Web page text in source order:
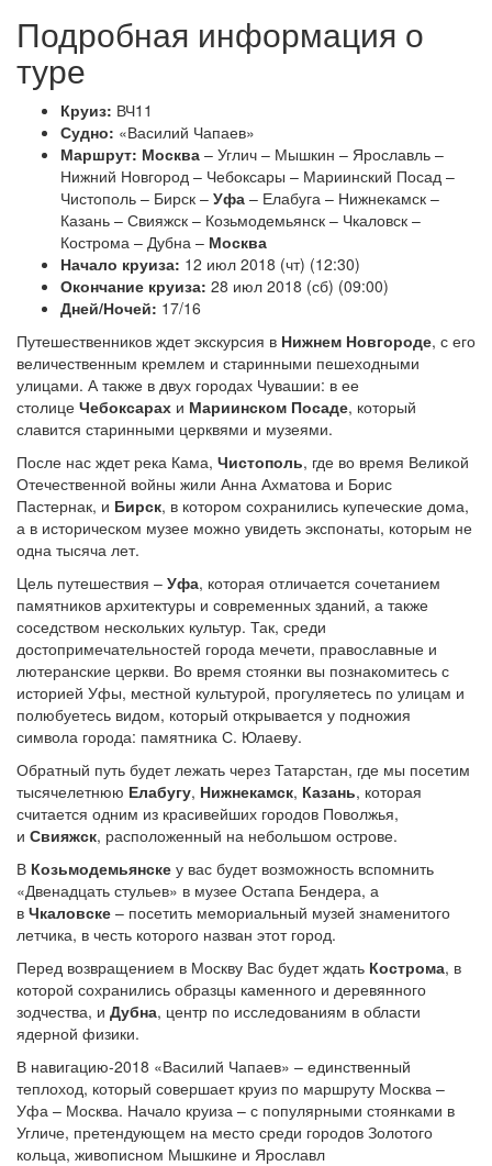
Подробная информация о
туре
Круиз: ВЧ11
Судно: «Василий Чапаев»
Маршрут: Москва – Углич – Мышкин – Ярославль –
Нижний Новгород – Чебоксары – Мариинский Посад –
Чистополь – Бирск – Уфа – Елабуга – Нижнекамск –
Казань – Свияжск – Козьмодемьянск – Чкаловск –
Кострома – Дубна – Москва
Начало круиза: 12 июл 2018 (чт) (12:30)
Окончание круиза: 28 июл 2018 (сб) (09:00)
Дней/Ночей: 17/16
Путешественников ждет экскурсия в Нижнем Новгороде, с его
величественным кремлем и старинными пешеходными
улицами. А также в двух городах Чувашии: в ее
столице Чебоксарах и Мариинском Посаде, который
славится старинными церквями и музеями.
После нас ждет река Кама, Чистополь, где во время Великой
Отечественной войны жили Анна Ахматова и Борис
Пастернак, и Бирск, в котором сохранились купеческие дома,
а в историческом музее можно увидеть экспонаты, которым не
одна тысяча лет.
Цель путешествия – Уфа, которая отличается сочетанием
памятников архитектуры и современных зданий, а также
соседством нескольких культур. Так, среди
достопримечательностей города мечети, православные и
лютеранские церкви. Во время стоянки вы познакомитесь с
историей Уфы, местной культурой, прогуляетесь по улицам и
полюбуетесь видом, который открывается у подножия
символа города: памятника С. Юлаеву.
Обратный путь будет лежать через Татарстан, где мы посетим
тысячелетнюю Елабугу, Нижнекамск, Казань, которая
считается одним из красивейших городов Поволжья,
и Свияжск, расположенный на небольшом острове.
В Козьмодемьянске у вас будет возможность вспомнить
«Двенадцать стульев» в музее Остапа Бендера, а
в Чкаловске – посетить мемориальный музей знаменитого
летчика, в честь которого назван этот город.
Перед возвращением в Москву Вас будет ждать Кострома, в
которой сохранились образцы каменного и деревянного
зодчества, и Дубна, центр по исследованиям в области
ядерной физики.
В навигацию-2018 «Василий Чапаев» – единственный
теплоход, который совершает круиз по маршруту Москва –
Уфа – Москва. Начало круиза – с популярными стоянками в
Угличе, претендующем на место среди городов Золотого
кольца, живописном Мышкине и Ярославл